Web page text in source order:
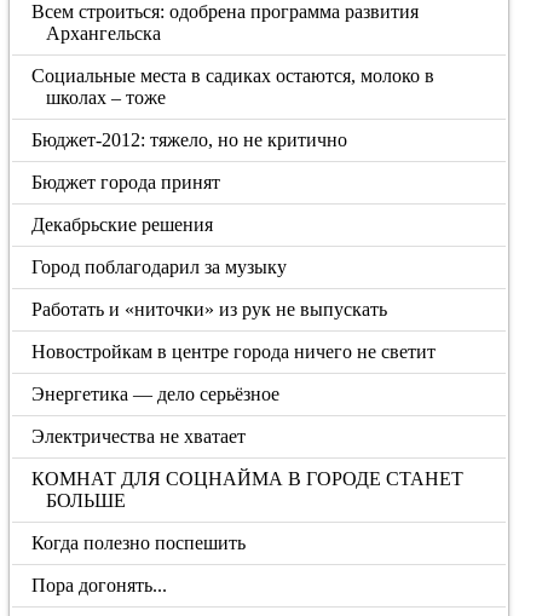
Всем строиться: одобрена программа развития
Архангельска
Социальные места в садиках остаются, молоко в
школах – тоже
Бюджет-2012: тяжело, но не критично
Бюджет города принят
Декабрьские решения
Город поблагодарил за музыку
Работать и «ниточки» из рук не выпускать
Новостройкам в центре города ничего не светит
Энергетика — дело серьёзное
Электричества не хватает
КОМНАТ ДЛЯ СОЦНАЙМА В ГОРОДЕ СТАНЕТ
БОЛЬШЕ
Когда полезно поспешить
Пора догонять...